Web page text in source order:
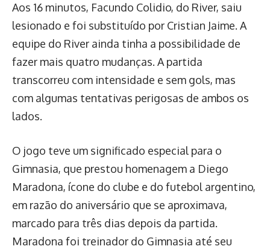
Aos 16 minutos, Facundo Colidio, do River, saiu
lesionado e foi substituído por Cristian Jaime. A
equipe do River ainda tinha a possibilidade de
fazer mais quatro mudanças. A partida
transcorreu com intensidade e sem gols, mas
com algumas tentativas perigosas de ambos os
lados.
O jogo teve um significado especial para o
Gimnasia, que prestou homenagem a Diego
Maradona, ícone do clube e do futebol argentino,
em razão do aniversário que se aproximava,
marcado para três dias depois da partida.
Maradona foi treinador do Gimnasia até seu